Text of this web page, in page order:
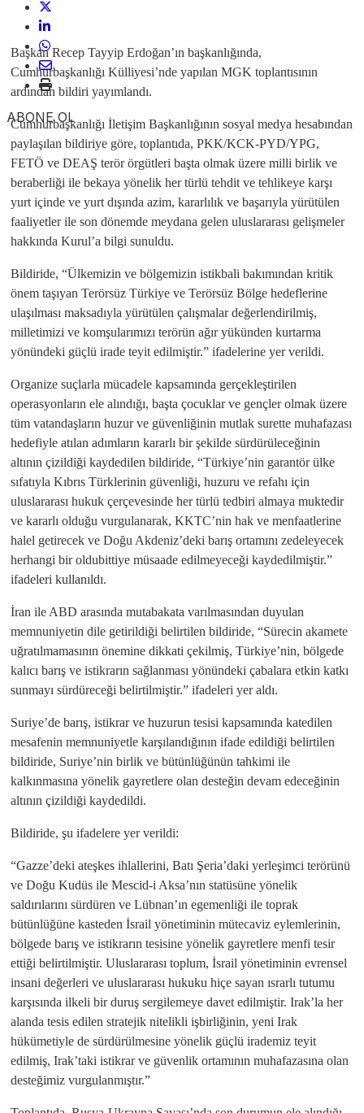
ABONE OL
Başkan Recep Tayyip Erdoğan’ın başkanlığında,
Cumhurbaşkanlığı Külliyesi’nde yapılan MGK toplantısının
ardından bildiri yayımlandı.
Cumhurbaşkanlığı İletişim Başkanlığının sosyal medya hesabından
paylaşılan bildiriye göre, toplantıda, PKK/KCK-PYD/YPG,
FETÖ ve DEAŞ terör örgütleri başta olmak üzere milli birlik ve
beraberliği ile bekaya yönelik her türlü tehdit ve tehlikeye karşı
yurt içinde ve yurt dışında azim, kararlılık ve başarıyla yürütülen
faaliyetler ile son dönemde meydana gelen uluslararası gelişmeler
hakkında Kurul’a bilgi sunuldu.
Bildiride, “Ülkemizin ve bölgemizin istikbali bakımından kritik
önem taşıyan Terörsüz Türkiye ve Terörsüz Bölge hedeflerine
ulaşılması maksadıyla yürütülen çalışmalar değerlendirilmiş,
milletimizi ve komşularımızı terörün ağır yükünden kurtarma
yönündeki güçlü irade teyit edilmiştir.” ifadelerine yer verildi.
Organize suçlarla mücadele kapsamında gerçekleştirilen
operasyonların ele alındığı, başta çocuklar ve gençler olmak üzere
tüm vatandaşların huzur ve güvenliğinin mutlak surette muhafazası
hedefiyle atılan adımların kararlı bir şekilde sürdürüleceğinin
altının çizildiği kaydedilen bildiride, “Türkiye’nin garantör ülke
sıfatıyla Kıbrıs Türklerinin güvenliği, huzuru ve refahı için
uluslararası hukuk çerçevesinde her türlü tedbiri almaya muktedir
ve kararlı olduğu vurgulanarak, KKTC’nin hak ve menfaatlerine
halel getirecek ve Doğu Akdeniz’deki barış ortamını zedeleyecek
herhangi bir oldubittiye müsaade edilmeyeceği kaydedilmiştir.”
ifadeleri kullanıldı.
İran ile ABD arasında mutabakata varılmasından duyulan
memnuniyetin dile getirildiği belirtilen bildiride, “Sürecin akamete
uğratılmamasının önemi­ne dikkati çekilmiş, Türkiye’nin, bölgede
kalıcı barış ve istikrarın sağlanması yönündeki çabalara etkin katkı
sunmayı sürdüreceği belirtilmiştir.” ifadeleri yer aldı.
Suriye’de barış, istikrar ve huzurun tesisi kapsamında katedilen
mesafenin memnuniyetle karşılandığının ifade edildiği belirtilen
bildiride, Suriye’nin birlik ve bütünlüğünün tahkimi ile
kalkınmasına yönelik gayretlere olan desteğin devam edeceğinin
altının çizildiği kaydedildi.
Bildiride, şu ifadelere yer verildi:
“Gazze’deki ateşkes ihlallerini, Batı Şeria’daki yerleşimci terörünü
ve Doğu Kudüs ile Mescid-i Aksa’nın statüsüne yönelik
saldırılarını sürdüren ve Lübnan’ın egemenliği ile toprak
bütünlüğüne kasteden İsrail yönetiminin mütecaviz eylemlerinin,
bölgede barış ve istikrarın tesisine yönelik gayretlere menfi tesir
ettiği belirtilmiştir. Uluslararası toplum, İsrail yönetiminin evrensel
insani değerleri ve uluslararası hukuku hiçe sayan ısrarlı tutumu
karşısında ilkeli bir duruş sergilemeye davet edilmiştir. Irak’la her
alanda tesis edilen stratejik nitelikli işbirliğinin, yeni Irak
hükümetiyle de sürdürülmesine yönelik güçlü irademiz teyit
edilmiş, Irak’taki istikrar ve güvenlik ortamının muhafazasına olan
desteğimiz vurgulanmıştır.”